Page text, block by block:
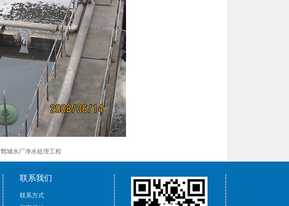
鄄城水厂净水处理工程
联系我们
联系方式